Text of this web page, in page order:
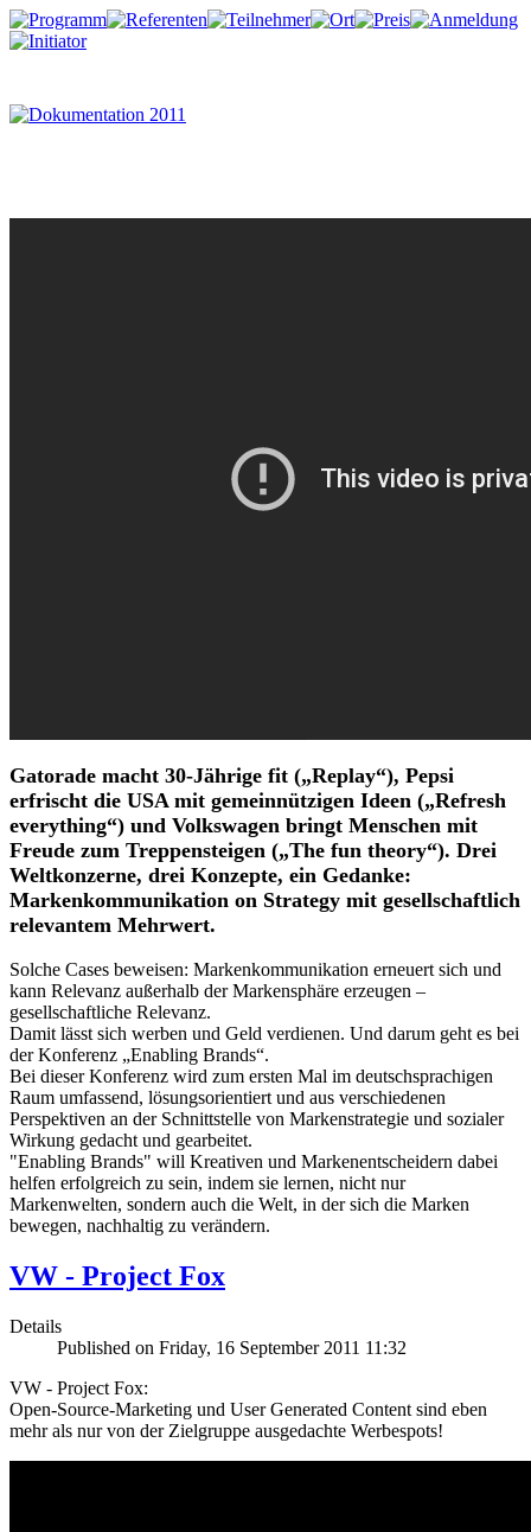
Gatorade macht 30-Jährige fit („Replay“)­, Pepsi
erfrischt die USA mit gemeinnützigen Ideen („Refresh
everything“) und Volkswagen bringt Menschen mit
Freude zum Treppensteigen („The fun theory“). Drei
Weltkonzerne, drei Konzepte, ein Gedanke:
Markenkommunikation on Strategy mit gesellschaftlich
relevantem Mehrwert.
Solche Cases beweisen: Markenkommunikation erneuert sich und
kann Relevanz außerhalb der Markensphäre erzeugen –
gesellschaftliche Relevanz.
Damit lässt sich werben und Geld verdienen. Und darum geht es bei
der Konferenz „Enabling Brands“.
Bei dieser Konferenz wird zum ersten Mal im deutschsprachigen
Raum umfassend, lösungsorientiert und aus verschiedenen
Perspektiven an der Schnittstelle von Markenstrategie und sozialer
Wirkung gedacht und gearbeitet.
"Enabling Brands" will Kreativen und Markenentscheidern dabei
helfen erfolgreich zu sein, indem sie lernen, nicht nur
Markenwelten, sondern auch die Welt, in der sich die Marken
bewegen, nachhaltig zu verändern.
VW - Project Fox
Details
Published on Friday, 16 September 2011 11:32
VW - Project Fox:
Open-Source-Marketing und User Generated Content sind eben
mehr als nur von der Zielgruppe ausgedachte Werbespots!